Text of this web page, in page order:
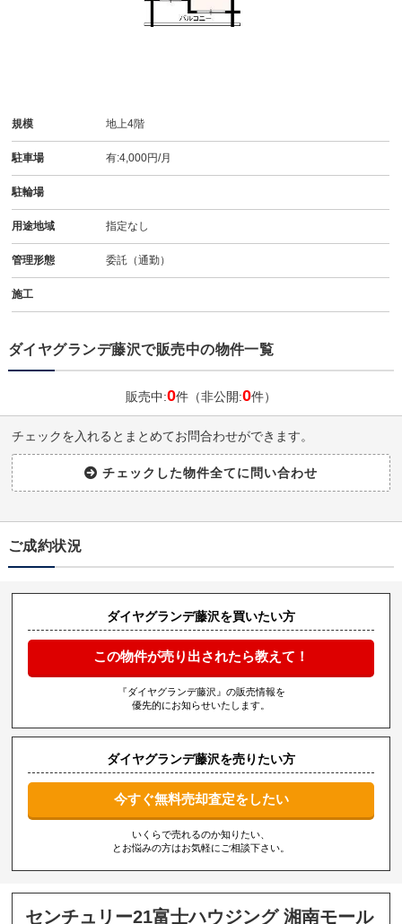
規模 地上4階
駐車場 有:4,000円/月
駐輪場
用途地域 指定なし
管理形態 委託（通勤）
施工
ダイヤグランデ藤沢で販売中の物件一覧
販売中:0件（非公開:0件）
チェックを入れるとまとめてお問合わせができます。
ご成約状況
ダイヤグランデ藤沢を買いたい方
この物件が売り出されたら教えて！
『ダイヤグランデ藤沢』の販売情報を
優先的にお知らせいたします。
ダイヤグランデ藤沢を売りたい方
今すぐ無料売却査定をしたい
いくらで売れるのか知りたい、
とお悩みの方はお気軽にご相談下さい。
センチュリー21富士ハウジング 湘南モール